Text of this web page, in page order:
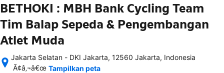
BETHOKI : MBH Bank Cycling Team
Tim Balap Sepeda & Pengembangan
Atlet Muda
Jakarta Selatan - DKI Jakarta, 12560 Jakarta, Indonesia
Setelah
Ã¢â‚¬â€œ Tampilkan peta